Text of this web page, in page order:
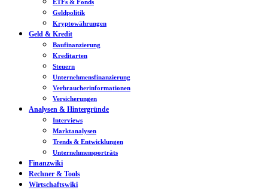
ETFs & Fonds
Geldpolitik
Kryptowährungen
Geld & Kredit
Baufinanzierung
Kreditarten
Steuern
Unternehmensfinanzierung
Verbraucherinformationen
Versicherungen
Analysen & Hintergründe
Interviews
Marktanalysen
Trends & Entwicklungen
Unternehmensporträts
Finanzwiki
Rechner & Tools
Wirtschaftswiki